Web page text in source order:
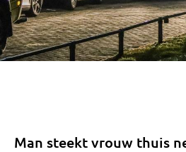
Man steekt vrouw thuis